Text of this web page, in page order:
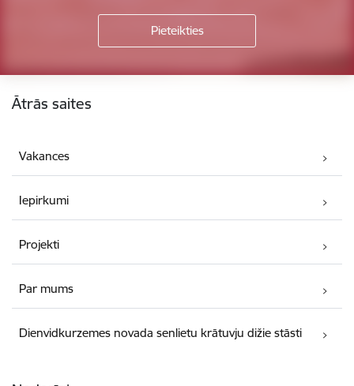
Ātrās saites
Vakances
Iepirkumi
Projekti
Par mums
Dienvidkurzemes novada senlietu krātuvju dižie stāsti